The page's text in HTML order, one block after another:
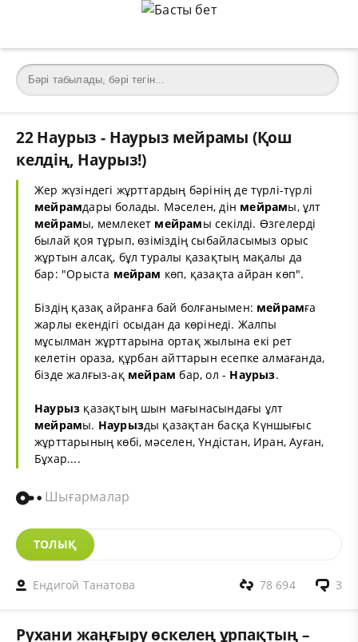
22 Наурыз - Наурыз мейрамы (Қош
келдің, Наурыз!)
Жер жүзіндегі жұрттардың бәрінің де түрлі-түрлі
мейрамдары болады. Мәселен, дін мейрамы, ұлт
мейрамы, мемлекет мейрамы секілді. Өзгелерді
былай қоя тұрып, өзіміздің сыбайласымыз орыс
жұртын алсақ, бұл туралы қазақтың мақалы да
бар: "Орыста мейрам көп, қазақта айран көп".
Біздің қазақ айранға бай болғанымен: мейрамға
жарлы екендігі осыдан да көрінеді. Жалпы
мұсылман жұрттарына ортақ жылына екі рет
келетін ораза, құрбан айттарын есепке алмағанда,
бізде жалғыз-ақ мейрам бар, ол - Наурыз.
Наурыз қазақтың шын мағынасындағы ұлт
мейрамы. Наурызды қазақтан басқа Күншығыс
жұрттарының көбі, мәселен, Үндістан, Иран, Ауған,
Бұхар....
Шығармалар
ТОЛЫҚ
Ендигой Танатова 3
78 694
Рухани жаңғыру өскелең ұрпақтың –